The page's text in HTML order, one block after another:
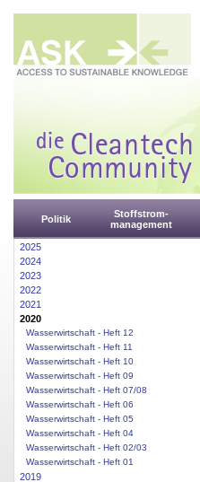
Politik
Stoffstrom-
management
2025
2024
2023
2022
2021
2020
Wasserwirtschaft - Heft 12
Wasserwirtschaft - Heft 11
Wasserwirtschaft - Heft 10
Wasserwirtschaft - Heft 09
Wasserwirtschaft - Heft 07/08
Wasserwirtschaft - Heft 06
Wasserwirtschaft - Heft 05
Wasserwirtschaft - Heft 04
Wasserwirtschaft - Heft 02/03
Wasserwirtschaft - Heft 01
2019